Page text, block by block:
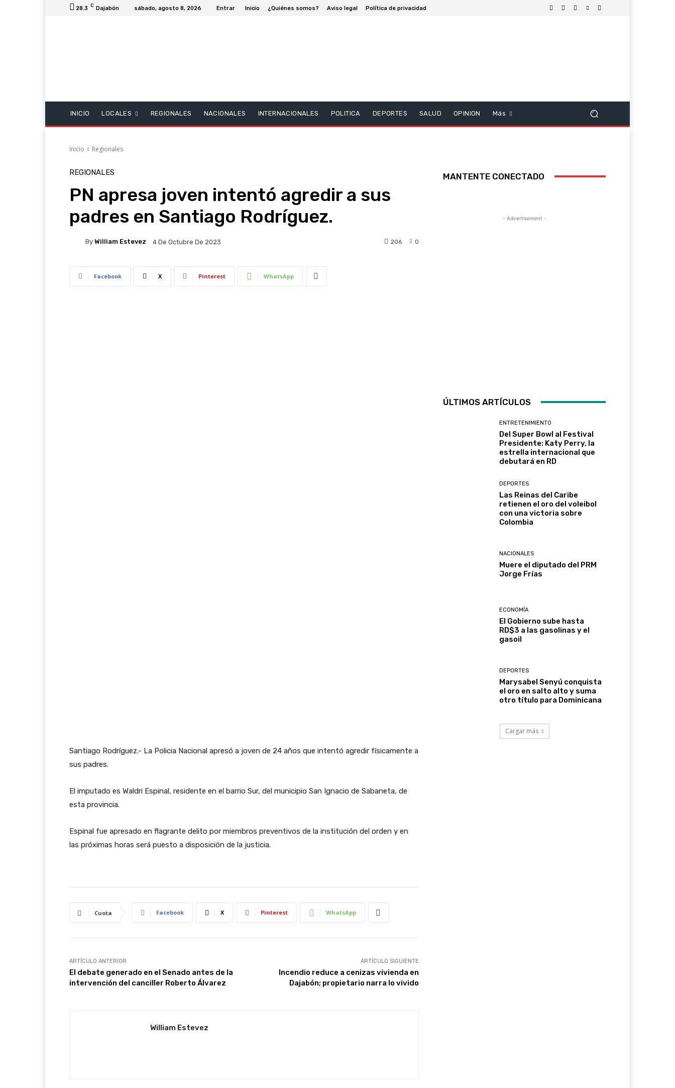
28.3 C Dajabón sábado, agosto 8, 2026 Entrar Inicio ¿Quiénes somos? Aviso legal Política de privacidad
INICIO LOCALES REGIONALES NACIONALES INTERNACIONALES POLITICA DEPORTES SALUD OPINION Más
Inicio Regionales
REGIONALES
PN apresa joven intentó agredir a sus
padres en Santiago Rodríguez.
By William Estevez 4 De Octubre De 2023 0
206
Facebook X Pinterest WhatsApp
Santiago Rodríguez.- La Policia Nacional apresó a joven de 24 años que intentó agredir físicamente a
sus padres.
El imputado es Waldri Espinal, residente en el barrio Sur, del municipio San Ignacio de Sabaneta, de
esta provincia.
Espinal fue apresado en flagrante delito por miembros preventivos de la institución del orden y en
las próximas horas será puesto a disposición de la justicia.
Cuota Facebook X Pinterest WhatsApp
ARTÍCULO ANTERIOR
El debate generado en el Senado antes de la
intervención del canciller Roberto Álvarez
ARTÍCULO SIGUIENTE
Incendio reduce a cenizas vivienda en
Dajabón; propietario narra lo vivido
William Estevez
MANTENTE CONECTADO
- Advertisement -
ÚLTIMOS ARTÍCULOS
ENTRETENIMIENTO
Del Super Bowl al Festival
Presidente: Katy Perry, la
estrella internacional que
debutará en RD
DEPORTES
Las Reinas del Caribe
retienen el oro del voleibol
con una victoria sobre
Colombia
NACIONALES
Muere el diputado del PRM
Jorge Frías
ECONOMÍA
El Gobierno sube hasta
RD$3 a las gasolinas y el
gasoil
DEPORTES
Marysabel Senyú conquista
el oro en salto alto y suma
otro título para Dominicana
Cargar más